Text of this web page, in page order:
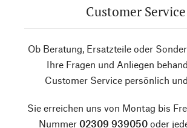
Customer Service
Ob Beratung, Ersatzteile oder
Ihre Fragen und Anliegen
Customer Service persönlich
Sie erreichen uns von Montag bis
Nummer 02309 939050oder